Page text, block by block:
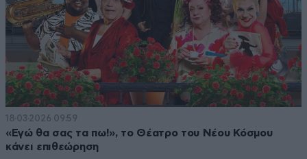
18·03·2026 09:59
«Εγώ θα σας τα πω!», το Θέατρο του Νέου Κόσμου
κάνει επιθεώρηση